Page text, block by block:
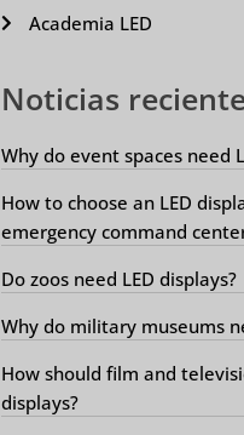
Academia LED
Noticias
Why do event spaces need
How to choose an LED
emergency command
Do zoos need LED displays?
Why do military museums
How should film and
displays?